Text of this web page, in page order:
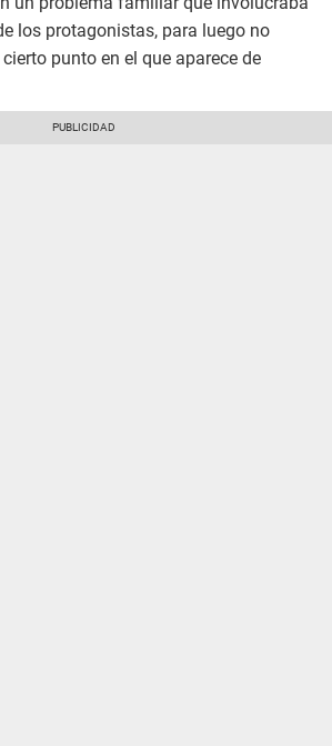
los protagonistas, para luego no
punto en el que aparece de